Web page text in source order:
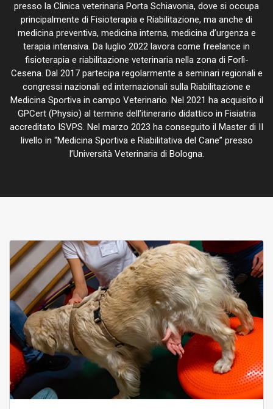
presso la Clinica veterinaria Porta Schiavonia, dove si occupa
principalmente di Fisioterapia e Riabilitazione, ma anche di
medicina preventiva, medicina interna, medicina d’urgenza e
terapia intensiva. Da luglio 2022 lavora come freelance in
fisioterapia e riabilitazione veterinaria nella zona di Forlì-
Cesena. Dal 2017 partecipa regolarmente a seminari regionali e
congressi nazionali ed internazionali sulla Riabilitazione e
Medicina Sportiva in campo Veterinario. Nel 2021 ha acquisito il
GPCert (Physio) al termine dell’itinerario didattico in Fisiatria
accreditato ISVPS. Nel marzo 2023 ha conseguito il Master di II
livello in “Medicina Sportiva e Riabilitativa del Cane” presso
l’Università Veterinaria di Bologna.